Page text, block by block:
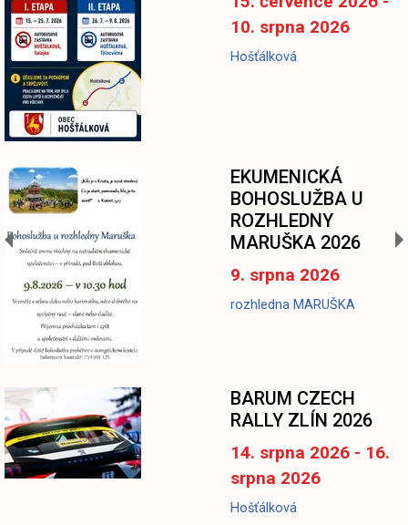
10. srpna 2026
Hošťálková
EKUMENICKÁ
BOHOSLUŽBA U
ROZHLEDNY
MARUŠKA 2026
9. srpna 2026
rozhledna MARUŠKA
BARUM CZECH
RALLY ZLÍN 2026
14. srpna 2026 - 16.
srpna 2026
Hošťálková